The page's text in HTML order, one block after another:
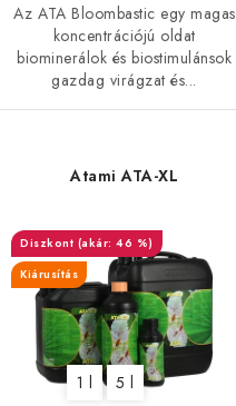
Az ATA Bloombastic egy magas
koncentrációjú oldat
biominerálok és biostimulánsok
gazdag virágzat és...
Atami ATA-XL
(akár: 46 %)
Kiárusítás
1 l 5 l